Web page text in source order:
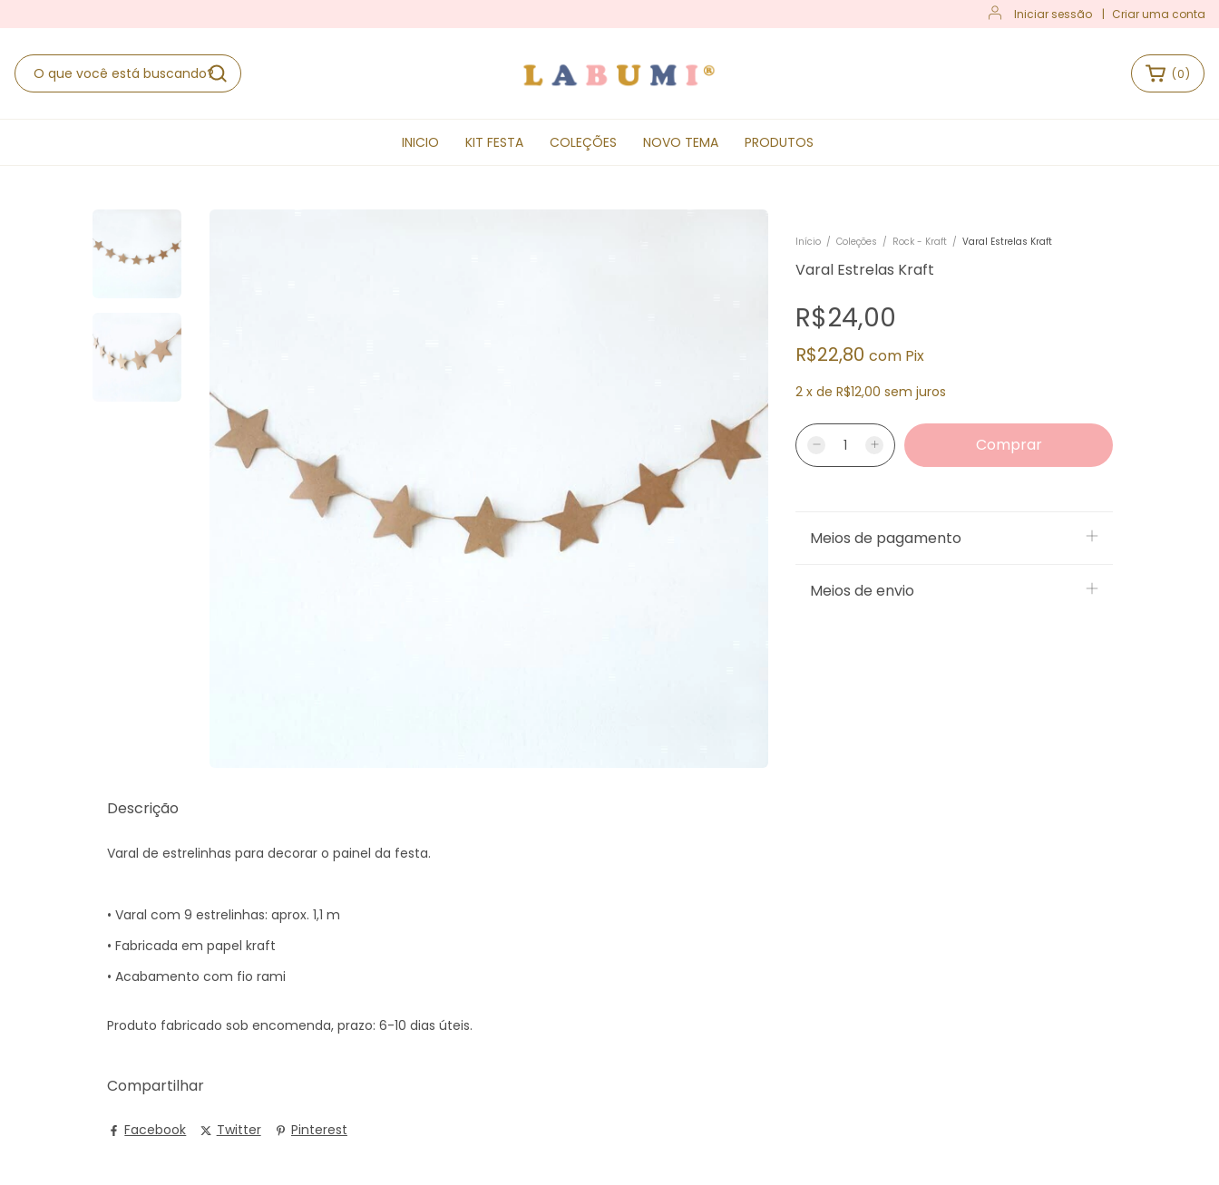
Iniciar sessão | Criar uma conta
(0)
INICIO KIT FESTA COLEÇÕES NOVO TEMA PRODUTOS
Início / Coleções / Rock - Kraft / Varal Estrelas Kraft
Varal Estrelas Kraft
R$24,00
R$22,80 com Pix
2 x de R$12,00 sem juros
Meios de pagamento
Meios de envio
Descrição
Varal de estrelinhas para decorar o painel da festa.
• Varal com 9 estrelinhas: aprox. 1,1 m
• Fabricada em papel kraft
• Acabamento com fio rami
Produto fabricado sob encomenda, prazo: 6-10 dias úteis.
Compartilhar
Facebook Twitter Pinterest